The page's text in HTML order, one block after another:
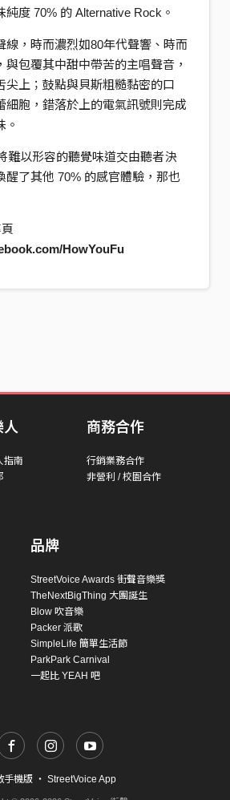
度 70% 的 Alternative Rock。
線，時而濃烈如80年代聲響、時而
與包覆其中甜中帶苦的主唱聲音，
尖上；鼓點與貝斯粗糙黏密的口
細胞，錯落於上的電氣訊號則完成
。
難以形容的聽覺味道交由聽者決
醒了其他 70% 的感官體驗，那也
HowYouFu
人
指南
商務合作
行銷業務合作
非營利 / 校園合作
品牌
StreetVoice Awards 街聲音樂獎
TheNextBigThing 大團誕生
Blow 吹音樂
Packer 派歌
SimpleLife 簡單生活節
ParkPark Carnival
一起比 YEAH 吧
手機版 ・ StreetVoice App